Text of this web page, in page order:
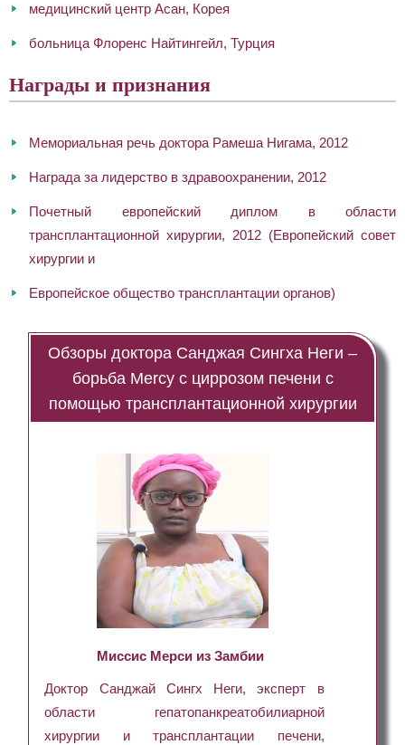
медицинский центр Асан, Корея
больница Флоренс Найтингейл, Турция
Награды и признания
Мемориальная речь доктора Рамеша Нигама, 2012
Награда за лидерство в здравоохранении, 2012
Почетный европейский диплом в области
трансплантационной хирургии, 2012 (Европейский совет
хирургии и
Европейское общество трансплантации органов)
Обзоры доктора Санджая Сингха Неги –
борьба Mercy с циррозом печени с
помощью трансплантационной хирургии
Миссис Мерси из Замбии
Доктор Санджай Сингх Неги, эксперт в
области гепатопанкреатобилиарной
хирургии и трансплантации печени,